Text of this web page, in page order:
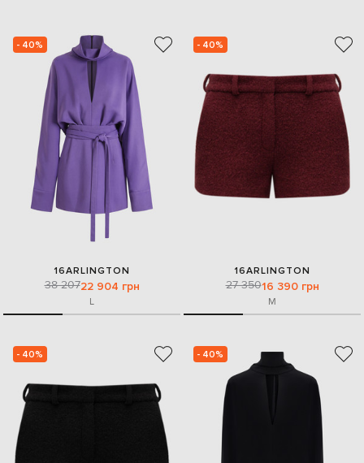
- 40%
16ARLINGTON
38 20722 904 грн
L
- 40%
16ARLINGTON
27 35016 390 грн
M
- 40% - 40%